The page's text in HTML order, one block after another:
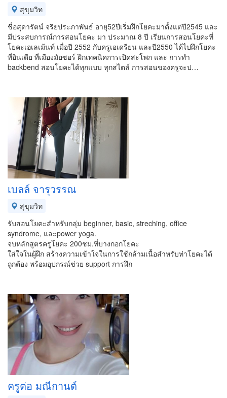
สุขุมวิท
ชื่อสุดารัตน์ จริยประภาพันธ์ อายุ52ปีเริ่มฝึกโยคะมาตั้งแต่ปี2545 และ
มีประสบการณ์การสอนโยคะ มา ประมาณ 8 ปี เรียนการสอนโยคะที่
โยคะเอเลเม้นท์ เมื่อปี 2552 กับครูเอเดรียน และปี2550 ได้ไปฝึกโยคะ
ที่อินเดีย ที่เมืองมัยซอร์ ฝึกเทคนิคการเปิดสะโพก และ การทำ
backbend สอนโยคะได้ทุกแบบ ทุกสไตล์ การสอนของครูจะป…
เบลล์​ จารุวรรณ
สุขุมวิท
รับสอนโยคะ​สำหรับ​กลุ่ม beginner, basic, streching, office
syndrome, และ​power yoga.
จบหลักสูตรครูโยคะ​ 200​ชม.ที่บางกอกโยคะ​
ใส่ใจในผู้ฝึก​ สร้างความเข้าใจในการใช้กล้ามเนื้อสำหรับท่าโยคะได้
ถูกต้อง​ พร้อมอุปกรณ์ช่วย​ support การฝึก
ครูต่อ มณีกานต์